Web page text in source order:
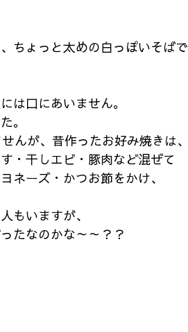
ちょっと太めの白っぽいそばで
は口にあいません。
。
んが、昔作ったお好み焼きは、
・干しエビ・豚肉など混ぜて
ネーズ・かつお節をかけ、
もいますが、
たなのかな～～？？